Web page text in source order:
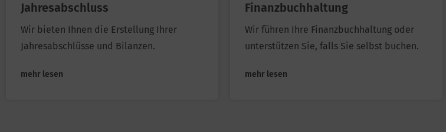
Jahresabschluss
Wir bieten Ihnen die Erstellung Ihrer
Jahresabschlüsse und Bilanzen.
mehr lesen
Finanzbuchhaltung
Wir führen Ihre Finanzbuchhaltung oder
unterstützen Sie, falls Sie selbst buchen.
mehr lesen